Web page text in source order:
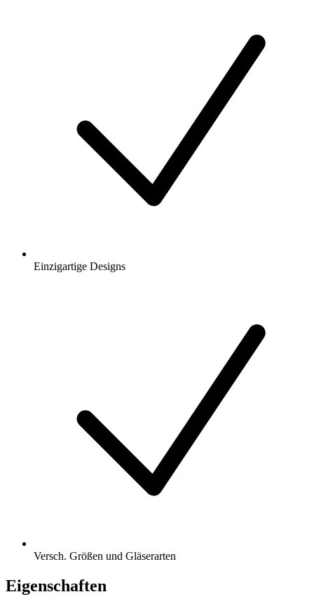
Einzigartige Designs
Versch. Größen und Gläserarten
Eigenschaften